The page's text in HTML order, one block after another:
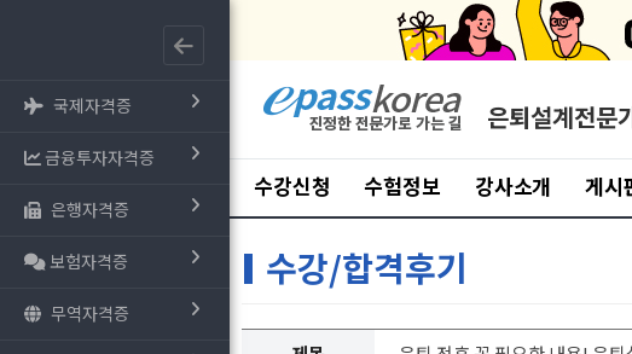
국제자격증
금융투자자격증
은행자격증
보험자격증
무역자격증
은퇴설계전문
수강신청 수험정보 강사소개 게시
수강/합격후기